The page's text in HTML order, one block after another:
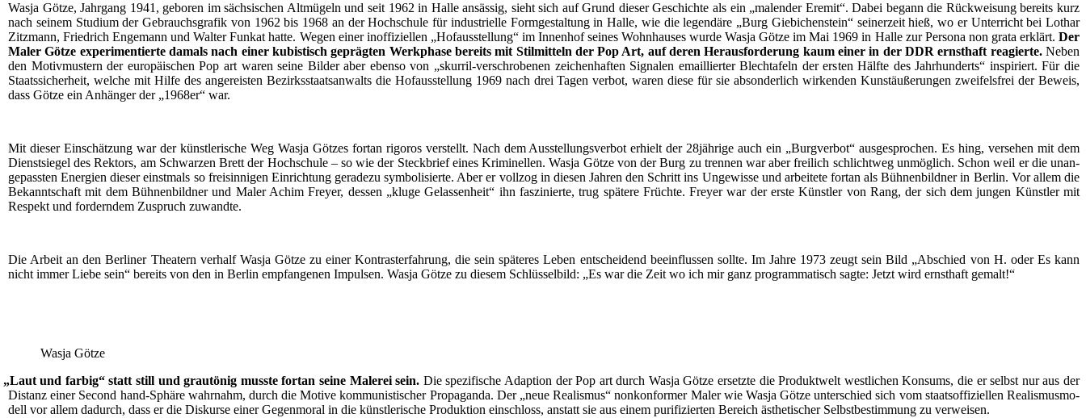
Was­ja Göt­ze, Jahr­gang 1941, gebo­ren im säch­si­schen Alt­mü­geln und seit 1962 in Hal­le ansäs­sig, sieht sich auf Grund die­ser Geschich­te als ein „malen­der Ere­mit“. Dabei begann die Rück­wei­sung bereits kurz
nach sei­nem Stu­di­um der Gebrauchs­gra­fik von 1962 bis 1968 an der Hoch­schu­le für indus­tri­el­le Form­ge­stal­tung in Hal­le, wie die legen­dä­re „Burg Gie­bi­chen­stein“ sei­ner­zeit hieß, wo er Unter­richt bei Lothar
Zitz­mann, Fried­rich Enge­mann und Wal­ter Funkat hat­te. Wegen einer inof­fi­zi­el­len „Hof­aus­stel­lung“ im Innen­hof sei­nes Wohn­hau­ses wur­de Was­ja Göt­ze im Mai 1969 in Hal­le zur Per­so­na non gra­ta erklärt. Der
Maler Göt­ze expe­ri­men­tier­te damals nach einer kubis­tisch gepräg­ten Werk­pha­se bereits mit Stil­mit­teln der Pop Art, auf deren Her­aus­for­de­rung kaum einer in der DDR ernst­haft reagier­te.Neben
den Motiv­mus­tern der euro­päi­schen Pop art waren sei­ne Bil­der aber eben­so von „skur­ril-ver­schro­be­nen zei­chen­haf­ten Signa­len email­lier­ter Blech­ta­feln der ers­ten Hälf­te des Jahr­hun­derts“ inspi­riert. Für die
Staats­si­cher­heit, wel­che mit Hil­fe des ange­reis­ten Bezirks­staats­an­walts die Hof­aus­stel­lung 1969 nach drei Tagen ver­bot, waren die­se für sie abson­der­lich wir­ken­den Kunst­äu­ße­run­gen zwei­fels­frei der Beweis,
dass Göt­ze ein Anhän­ger der „1968er“ war.
Mit die­ser Ein­schät­zung war der künst­le­ri­sche Weg Was­ja Göt­zes fort­an rigo­ros ver­stellt. Nach dem Aus­stel­lungs­ver­bot erhielt der 28jährige auch ein „Burg­ver­bot“ aus­ge­spro­chen. Es hing, ver­se­hen mit dem
Dienst­sie­gel des Rek­tors, am Schwar­zen Brett der Hoch­schu­le – so wie der Steck­brief eines Kri­mi­nel­len. Was­ja Göt­ze von der Burg zu tren­nen war aber frei­lich schlicht­weg unmög­lich. Schon weil er die unan­
ge­pass­ten Ener­gien die­ser einst­mals so frei­sin­ni­gen Ein­rich­tung gera­de­zu sym­bo­li­sier­te. Aber er voll­zog in die­sen Jah­ren den Schritt ins Unge­wis­se und arbei­te­te fort­an als Büh­nen­bild­ner in Ber­lin. Vor allem die
Bekannt­schaft mit dem Büh­nen­bild­ner und Maler Achim Frey­er, des­sen „klu­ge Gelas­sen­heit“ ihn fas­zi­nier­te, trug spä­te­re Früch­te. Frey­er war der ers­te Künst­ler von Rang, der sich dem jun­gen Künst­ler mit
Respekt und for­dern­dem Zuspruch zuwandte.
Die Arbeit an den Ber­li­ner Thea­tern ver­half Was­ja Göt­ze zu einer Kon­trast­er­fah­rung, die sein spä­te­res Leben ent­schei­dend beein­flus­sen soll­te. Im Jah­re 1973 zeugt sein Bild „Abschied von H. oder Es kann
nicht immer Lie­be sein“ bereits von den in Ber­lin emp­fan­ge­nen Impul­sen. Was­ja Göt­ze zu die­sem Schlüs­sel­bild: „Es war die Zeit wo ich mir ganz pro­gram­ma­tisch sag­te: Jetzt wird ernst­haft gemalt!“
Was­ja Götze
„Laut und far­big“ statt still und grau­tö­nig muss­te fort­an sei­ne Male­rei sein. Die spe­zi­fi­sche Adap­ti­on der Pop art durch Was­ja Göt­ze ersetz­te die Pro­dukt­welt west­li­chen Kon­sums, die er selbst nur aus der
Distanz einer Second hand-Sphä­re wahr­nahm, durch die Moti­ve kom­mu­nis­ti­scher Pro­pa­gan­da. Der „neue Rea­lis­mus“ non­kon­for­mer Maler wie Was­ja Göt­ze unter­schied sich vom staats­of­fi­zi­el­len Rea­lis­mus­mo­
dell vor allem dadurch, dass er die Dis­kur­se einer Gegen­mo­ral in die künst­le­ri­sche Pro­duk­ti­on ein­schloss, anstatt sie aus einem puri­fi­zier­ten Bereich ästhe­ti­scher Selbst­be­stim­mung zu verweisen.